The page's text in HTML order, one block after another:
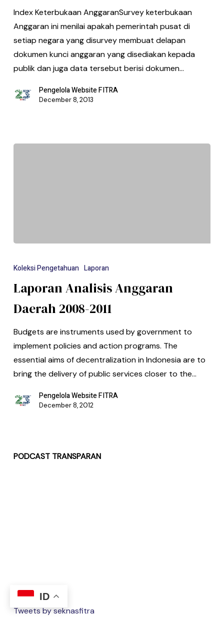
Index Keterbukaan AnggaranSurvey keterbukaan
Anggaran ini menilai apakah pemerintah pusat di
setiap negara yang disurvey membuat delapan
dokumen kunci anggaran yang disediakan kepada
publik dan juga data tersebut berisi dokumen…
Pengelola Website FITRA
December 8, 2013
Koleksi Pengetahuan Laporan
Laporan Analisis Anggaran
Daerah 2008-2011
Budgets are instruments used by government to
implement policies and action programs. The
essential aims of decentralization in Indonesia are to
bring the delivery of public services closer to the…
Pengelola Website FITRA
December 8, 2012
PODCAST TRANSPARAN
Tweets by seknasfitra
ID